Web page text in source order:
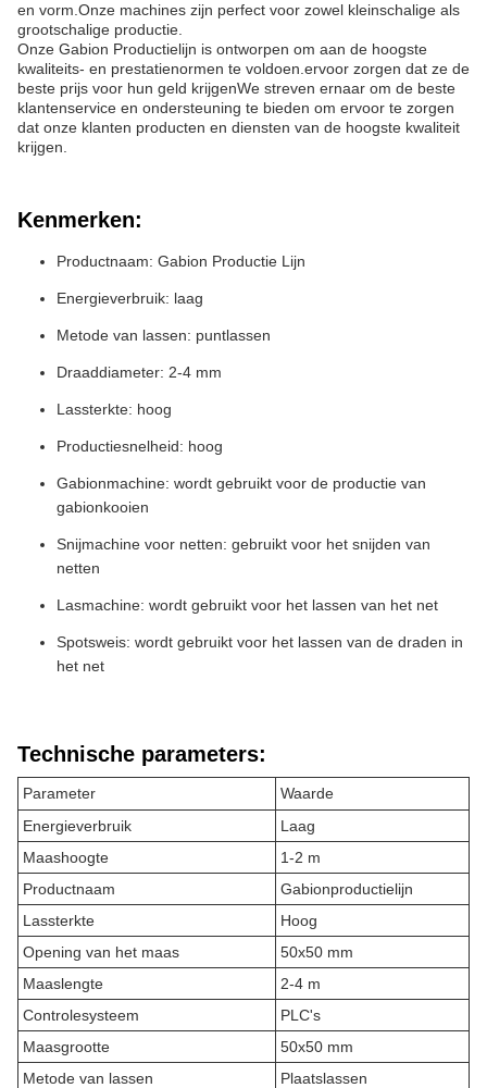
en vorm.Onze machines zijn perfect voor zowel kleinschalige als
grootschalige productie.
Onze Gabion Productielijn is ontworpen om aan de hoogste
kwaliteits- en prestatienormen te voldoen.ervoor zorgen dat ze de
beste prijs voor hun geld krijgenWe streven ernaar om de beste
klantenservice en ondersteuning te bieden om ervoor te zorgen
dat onze klanten producten en diensten van de hoogste kwaliteit
krijgen.
Kenmerken:
Productnaam: Gabion Productie Lijn
Energieverbruik: laag
Metode van lassen: puntlassen
Draaddiameter: 2-4 mm
Lassterkte: hoog
Productiesnelheid: hoog
Gabionmachine: wordt gebruikt voor de productie van
gabionkooien
Snijmachine voor netten: gebruikt voor het snijden van
netten
Lasmachine: wordt gebruikt voor het lassen van het net
Spotsweis: wordt gebruikt voor het lassen van de draden in
het net
Technische parameters:
Parameter
Waarde
Energieverbruik
Laag
Maashoogte
1-2 m
Productnaam
Gabionproductielijn
Lassterkte
Hoog
Opening van het maas
50x50 mm
Maaslengte
2-4 m
Controlesysteem
PLC's
Maasgrootte
50x50 mm
Metode van lassen
Plaatslassen